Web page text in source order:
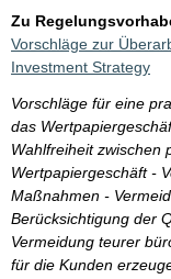
Zu
Vorschläge zur
Investment Strategy
Vorschläge für eine
das
Wahlfreiheit zwischen
Wertpapiergeschäft -
Maßnahmen -
Berücksichtigung der
Vermeidung teurer
für die Kunden